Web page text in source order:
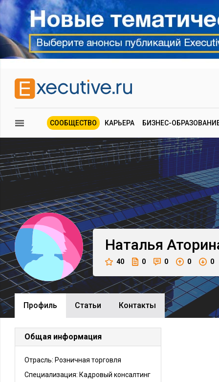
СООБЩЕСТВО КАРЬЕРА БИЗНЕС-
Наталья
40 0 0 0 0
Профиль Cтатьи Контакты
Общая информация
Отрасль: Розничная торговля
Специализация: Кадровый консалтинг